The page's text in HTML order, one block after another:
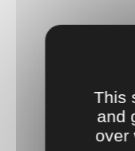
This
and
over